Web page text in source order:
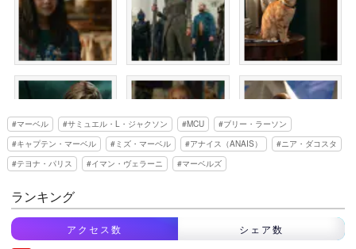
マーベル サミュエル・L・ジャクソン MCU
ブリー・ラーソン
キャプテン・マーベル
ミズ・マーベル アナイス（ANAIS）
ニア・ダコスタ
テヨナ・パリス
イマン・ヴェラーニ マーベルズ
ランキング
アクセス数 シェア数